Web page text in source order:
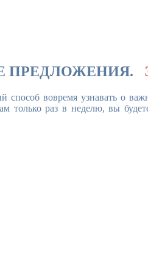
ПРЕДЛОЖЕНИЯ.
вовремя узнавать о
раз в неделю, вы